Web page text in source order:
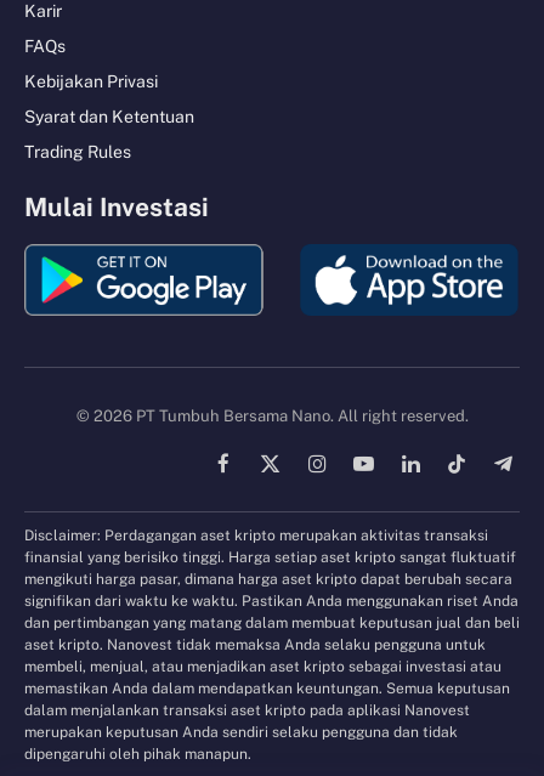
Karir
FAQs
Kebijakan Privasi
Syarat dan Ketentuan
Trading Rules
Mulai Investasi
© 2026 PT Tumbuh Bersama Nano. All right reserved.
Facebook
X
InstagramYouTubeLinkedInTikTok
Disclaimer: Perdagangan aset kripto merupakan aktivitas transaksi
finansial yang berisiko tinggi. Harga setiap aset kripto sangat fluktuatif
mengikuti harga pasar, dimana harga aset kripto dapat berubah secara
signifikan dari waktu ke waktu. Pastikan Anda menggunakan riset Anda
dan pertimbangan yang matang dalam membuat keputusan jual dan beli
aset kripto. Nanovest tidak memaksa Anda selaku pengguna untuk
membeli, menjual, atau menjadikan aset kripto sebagai investasi atau
memastikan Anda dalam mendapatkan keuntungan. Semua keputusan
dalam menjalankan transaksi aset kripto pada aplikasi Nanovest
merupakan keputusan Anda sendiri selaku pengguna dan tidak
dipengaruhi oleh pihak manapun.